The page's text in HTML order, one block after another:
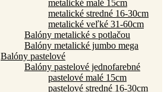
metalické malé 15cm
metalické stredné 16-30cm
metalické veľké 31-60cm
Balóny metalické s potlačou
Balóny metalické jumbo mega
Balóny pastelové
Balóny pastelové jednofarebné
pastelové malé 15cm
pastelové stredné 16-30cm